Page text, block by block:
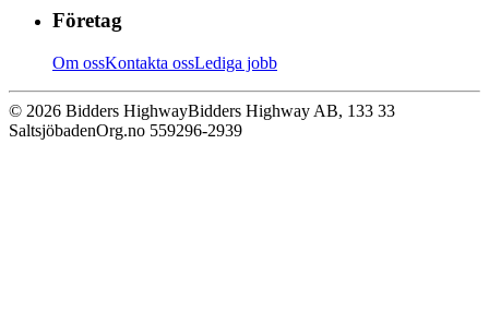
Företag
Om ossKontakta ossLediga jobb
© 2026 Bidders HighwayBidders Highway AB, 133 33
SaltsjöbadenOrg.no 559296-2939